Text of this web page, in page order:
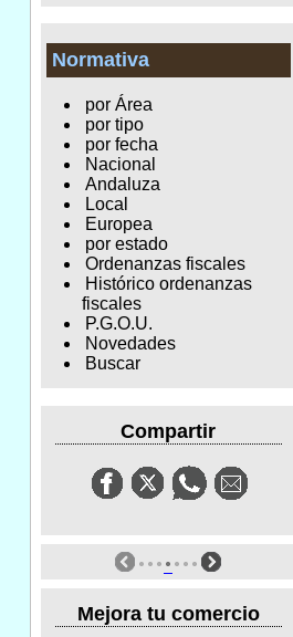
Normativa
por Área
por tipo
por fecha
Nacional
Andaluza
Local
Europea
por estado
Ordenanzas fiscales
Histórico ordenanzas
fiscales
P.G.O.U.
Novedades
Buscar
Compartir
Mejora tu comercio